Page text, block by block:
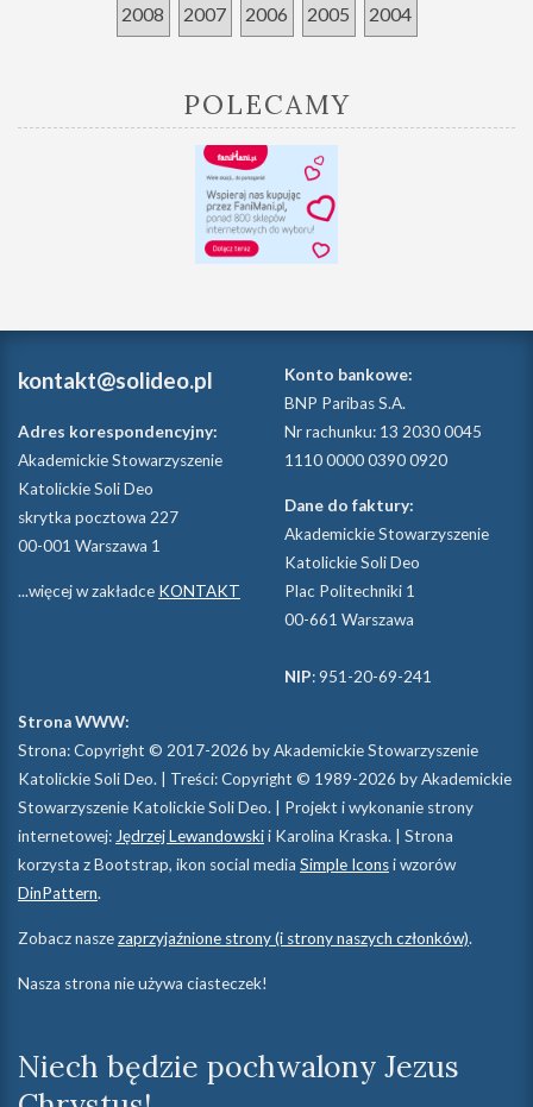
2008 2007 2006 2005 2004
POLECAMY
kontakt@solideo.pl
Adres korespondencyjny:
Akademickie Stowarzyszenie
Katolickie Soli Deo
skrytka pocztowa 227
00-001 Warszawa 1
...więcej w zakładce KONTAKT
Konto bankowe:
BNP Paribas S.A.
Nr rachunku: 13 2030 0045
1110 0000 0390 0920
Dane do faktury:
Akademickie Stowarzyszenie
Katolickie Soli Deo
Plac Politechniki 1
00-661 Warszawa
NIP: 951-20-69-241
Strona WWW:
Strona: Copyright © 2017-2026 by Akademickie Stowarzyszenie
Katolickie Soli Deo. | Treści: Copyright © 1989-2026 by Akademickie
Stowarzyszenie Katolickie Soli Deo. | Projekt i wykonanie strony
internetowej: Jędrzej Lewandowskii Karolina Kraska. | Strona
korzysta z Bootstrap, ikon social media Simple Iconsi wzorów
DinPattern.
Zobacz naszezaprzyjaźnione strony (i strony naszych członków).
Nasza strona nie używa ciasteczek!
Niech będzie pochwalony Jezus